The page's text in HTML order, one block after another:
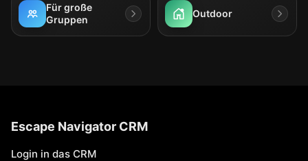
Für große
Gruppen
Outdoor
Escape Navigator CRM
Login in das CRM